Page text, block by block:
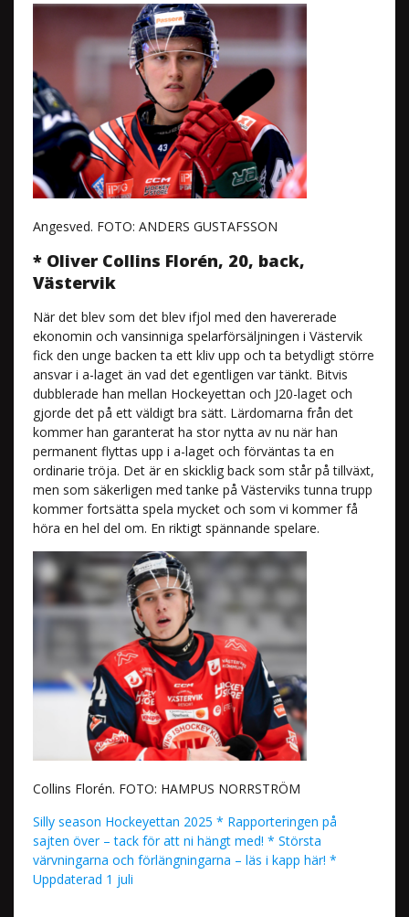
Angesved. FOTO: ANDERS GUSTAFSSON
* Oliver Collins Florén, 20, back,
Västervik
När det blev som det blev ifjol med den havererade
ekonomin och vansinniga spelarförsäljningen i Västervik
fick den unge backen ta ett kliv upp och ta betydligt större
ansvar i a-laget än vad det egentligen var tänkt. Bitvis
dubblerade han mellan Hockeyettan och J20-laget och
gjorde det på ett väldigt bra sätt. Lärdomarna från det
kommer han garanterat ha stor nytta av nu när han
permanent flyttas upp i a-laget och förväntas ta en
ordinarie tröja. Det är en skicklig back som står på tillväxt,
men som säkerligen med tanke på Västerviks tunna trupp
kommer fortsätta spela mycket och som vi kommer få
höra en hel del om. En riktigt spännande spelare.
Collins Florén. FOTO: HAMPUS NORRSTRÖM
Silly season Hockeyettan 2025 * Rapporteringen på
sajten över – tack för att ni hängt med! * Största
värvningarna och förlängningarna – läs i kapp här! *
Uppdaterad 1 juli